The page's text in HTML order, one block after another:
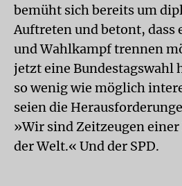
bemüht sich bereits um
Auftreten und betont, dass
und Wahlkampf trennen
jetzt eine Bundestagswahl
so wenig wie möglich
seien die
»Wir sind Zeitzeugen
der Welt.« Und der SPD.